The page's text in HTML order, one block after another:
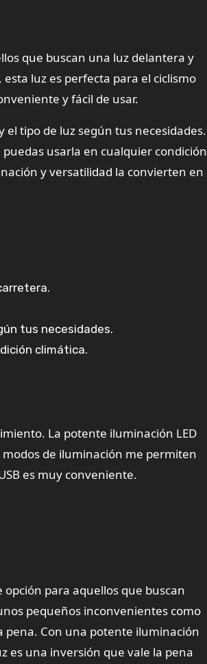
que buscan una luz delantera y
luz es perfecta para el ciclismo
y fácil de usar.
tipo de luz según tus necesidades.
usarla en cualquier condición
y versatilidad la convierten en
tus necesidades.
climática.
La potente iluminación LED
de iluminación me permiten
es muy conveniente.
opción para aquellos que buscan
pequeños inconvenientes como
pena. Con una potente iluminación
es una inversión que vale la pena